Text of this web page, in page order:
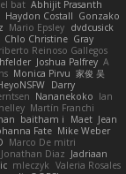
bat Abhijit Prasanth
Haydon Costall Gonzako
Mario Epsley dvdcusick
Chlo Christine Gray
Reinoso Gallegos
Joshua Palfrey A
Monica Pirvu 家俊 吴
Darry
Nananekoko Ian
Martín Franchi
baitham i Maet Jean
Fate Mike Weber
Marco De mitri
Jonathan Diaz Jadriaan
mleczyk Valeria Rosales